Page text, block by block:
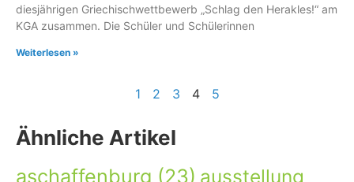
diesjährigen Griechischwettbewerb „Schlag den Herakles!“ am
KGA zusammen. Die Schüler und Schülerinnen
Weiterlesen »
1 2 3 4 5
Ähnliche Artikel
aschaffenburg (23) ausstellung